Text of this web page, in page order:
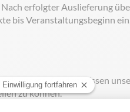
erfolgter Auslieferung
bis Veranstaltungsbeginn
unsere Kunden wissen
zu können.
der
. Mit diesem